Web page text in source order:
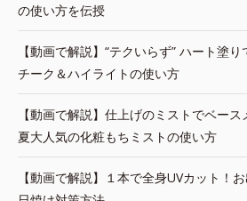
の使い方を伝授
【動画で解説】“テクいらず” ハート塗
チーク＆ハイライトの使い方
【動画で解説】仕上げのミストでベー
夏大人気の化粧もちミストの使い方
【動画で解説】１本で全身UVカット！